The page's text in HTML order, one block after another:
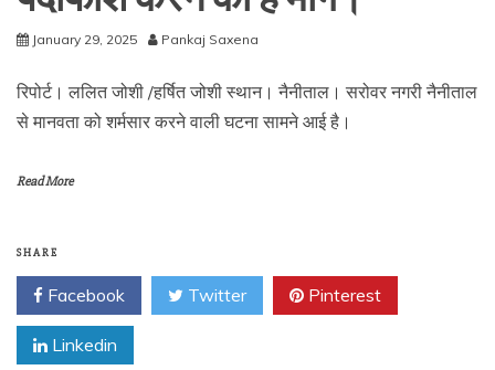
January 29, 2025 Pankaj Saxena
रिपोर्ट। ललित जोशी /हर्षित जोशी स्थान। नैनीताल। सरोवर नगरी नैनीताल
से मानवता को शर्मसार करने वाली घटना सामने आई है।
Read More
SHARE
Facebook Twitter Pinterest
Linkedin